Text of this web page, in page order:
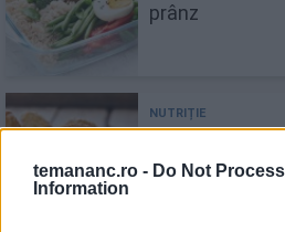
temananc.ro - Do Not
Information
prânz
Aripioarele de
sunt
pe care ar